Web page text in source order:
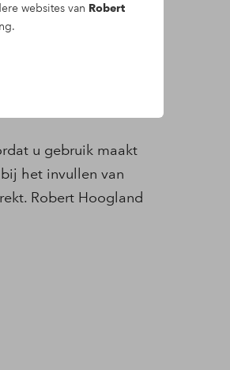
websites van Robert
om aan de
u gebruik maakt
het invullen van
Robert Hoogland